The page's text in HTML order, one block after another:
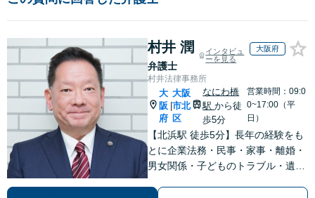
村井 潤
弁護士
インタビュ
ーを見る
大阪府
村井法律事務所
大
阪
府
|
大阪
市北
区
なにわ橋
駅から徒
歩5分
営業時間：09:0
0~17:00（平
日）
【北浜駅 徒歩5分】長年の経験をも
とに企業法務・民事・家事・離婚・
男女関係・子どものトラブル・遺産